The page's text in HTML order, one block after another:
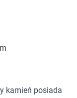
kamień posiada